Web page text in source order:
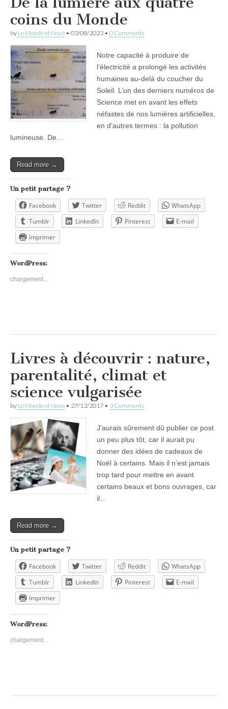
coins du Monde
by Le Monde et Nous • 03/08/2023 • 0 Comments
Notre capacité à produire de
l’électricité a prolongé les activités
humaines au-delà du coucher du
Soleil. L’un des derniers numéros de
Science met en avant les effets
néfastes de nos lumières artificielles,
en d’autres termes : la pollution
lumineuse. De…
Read more →
Un petit partage ?
Facebook Twitter Reddit
WhatsApp
Tumblr
LinkedIn Pinterest
E-mail
Imprimer
WordPress:
chargement…
Livres à découvrir : nature,
parentalité, climat et
science vulgarisée
by Le Monde et Nous • 27/12/2017 • 3 Comments
J’aurais sûrement dû publier ce post
un peu plus tôt, car il aurait pu
donner des idées de cadeaux de
Noël à certains. Mais il n’est jamais
trop tard pour mettre en avant
certains beaux et bons ouvrages, car
il…
Read more →
Un petit partage ?
Facebook Twitter Reddit
WhatsApp
Tumblr
LinkedIn Pinterest
E-mail
Imprimer
WordPress:
chargement…